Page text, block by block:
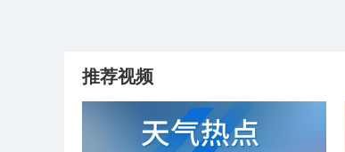
推荐视频